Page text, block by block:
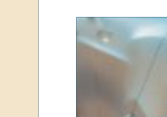
och bergig
höga krav